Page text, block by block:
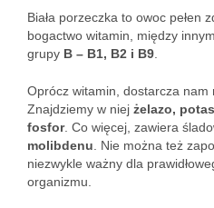
Biała porzeczka to owoc pełen
bogactwo witamin, między
grupy B – B1, B2 i B9
Oprócz witamin, dostarcza nam
Znajdziemy w niej żelazo,
fosfor. Co więcej, zawiera
molibdenu . Nie można też
niezwykle ważny dla
organizmu.